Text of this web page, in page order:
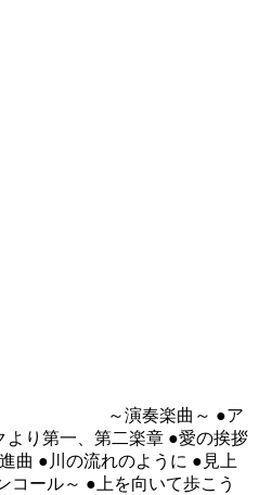
～演奏楽曲～ ●ア
より第一、第二楽章 ●愛の挨拶
曲 ●川の流れのように ●見上
コール～ ●上を向いて歩こう